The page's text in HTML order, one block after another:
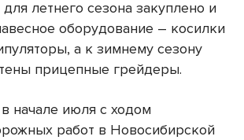
летнего сезона закуплено и
оборудование – косилки
а к зимнему сезону
прицепные грейдеры.
начале июля с ходом
работ в Новосибирской